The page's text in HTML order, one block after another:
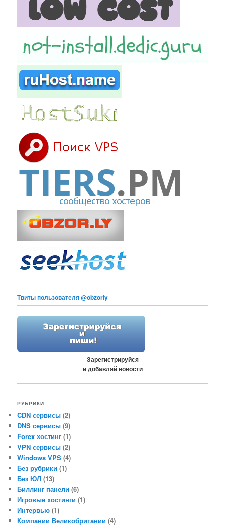
Твиты пользователя @obzorly
Зарегистрируйся
и добавляй новости
РУБРИКИ
CDN сервисы (2)
DNS сервисы (9)
Forex хостинг (1)
VPN сервисы (2)
Windows VPS (4)
Без рубрики (1)
Без ЮЛ (13)
Биллинг панели (6)
Игровые хостинги (1)
Интервью (1)
Компании Великобритании (4)